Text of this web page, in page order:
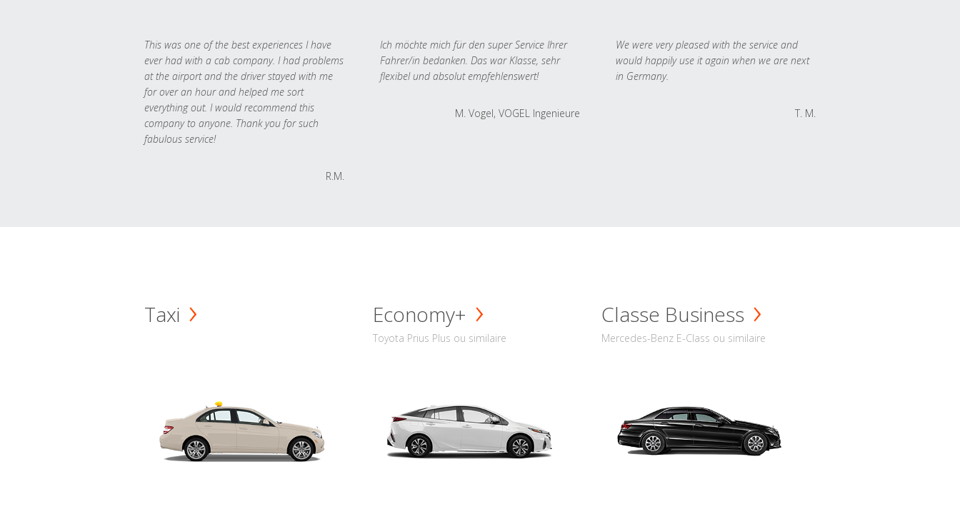
This was one of the best experiences I have
ever had with a cab company. I had problems
at the airport and the driver stayed with me
for over an hour and helped me sort
everything out. I would recommend this
company to anyone. Thank you for such
fabulous service!
R.M.
Ich möchte mich für den super Service Ihrer
Fahrer/in bedanken. Das war Klasse, sehr
flexibel und absolut empfehlenswert!
M. Vogel, VOGEL Ingenieure
We were very pleased with the service and
would happily use it again when we are next
in Germany.
T. M.
Taxi Economy+
Toyota Prius Plus ou similaire
Classe Business
Mercedes-Benz E-Class ou similaire